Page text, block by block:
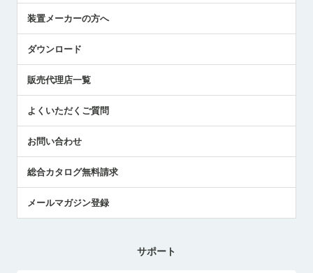
採用情報
国/地域/言語
エアマイクロセンサ製品
メトロールの技術
社員ブログ
中小企業のBCP地震対策
センサのテクニカルガイド
社長ブログ
装置メーカーの方へ
ダウンロード
販売代理店一覧
よくいただくご質問
お問い合わせ
総合カタログ無料請求
メールマガジン登録
サポート